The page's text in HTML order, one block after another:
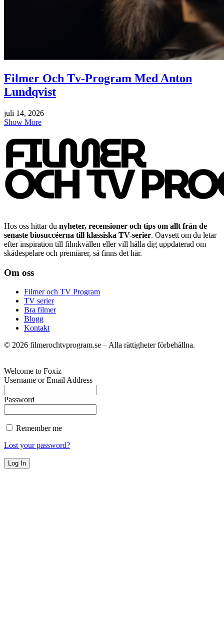
Filmer Och Tv-Program Med Anton
Lundqvist
juli 14, 2026
Show More
Hos oss hittar du nyheter, recensioner och tips om allt från de
senaste biosuccéerna till klassiska TV-serier. Oavsett om du letar
efter inspiration till filmkvällen eller vill hålla dig uppdaterad om
skådespelare och premiärer, så finns det här.
Om oss
Filmer och TV Program
TV serier
Bra filmer
Blogg
Kontakt
© 2026 filmerochtvprogram.se – Alla rättigheter förbehållna.
Welcome to Foxiz
Username or Email Address
Password
Remember me
Lost your password?